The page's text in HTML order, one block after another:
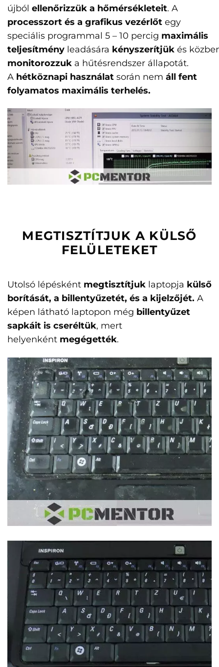
újból ellenőrizzük a hőmérsékleteit. A
processzort és a grafikus vezérlőt egy
speciális programmal 5 – 10 percig maximális
teljesítmény leadására kényszerítjük és
monitorozzuk a hűtésrendszer állapotát.
A hétköznapi használat során nem áll fent
folyamatos maximális terhelés.
MEGTISZTÍTJUK A KÜLSŐ
FELÜLETEKET
Utolsó lépésként megtisztítjuk laptopja külső
borítását, a billentyűzetét, és a kijelzőjét. A
képen látható laptopon még billentyűzet
sapkáit is cseréltük, mert
helyenként megégették.